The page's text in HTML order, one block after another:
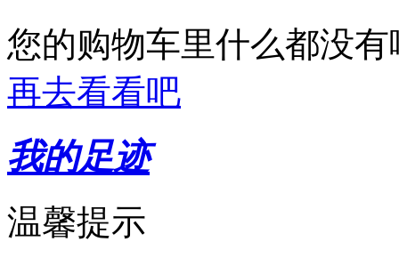
您的购物车里什么都没有
再去看看吧
我的足迹
温馨提示